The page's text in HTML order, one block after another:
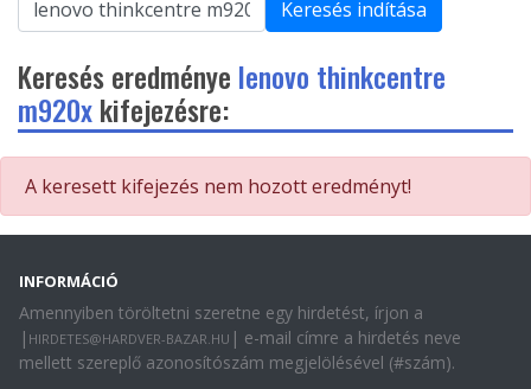
Keresés indítása
Keresés eredménye lenovo thinkcentre
m920xkifejezésre:
A keresett kifejezés nem hozott eredményt!
INFORMÁCIÓ
Amennyiben töröltetni szeretne egy hirdetést, írjon a
| HIRDETES@HARDVER-BAZAR.HU | e-mail címre a hirdetés neve
mellett szereplő azonosítószám megjelölésével (#szám).